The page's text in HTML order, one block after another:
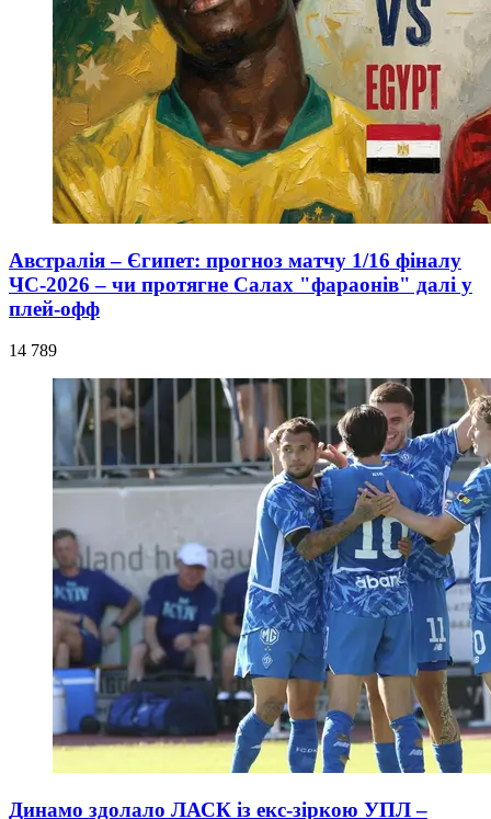
Австралія – Єгипет: прогноз матчу 1/16 фіналу
ЧС-2026 – чи протягне Салах "фараонів" далі у
плей-офф
14 789
Динамо здолало ЛАСК із екс-зіркою УПЛ –